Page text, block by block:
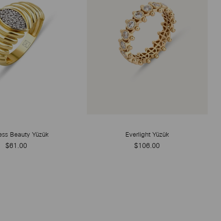
Beauty Yüzük
$61.00
Everlight Yüzük
$106.00